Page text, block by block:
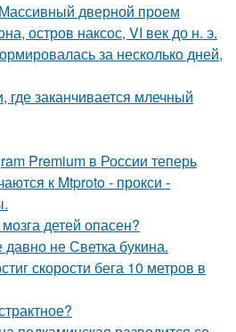
дверной проем
остров наксос, VI век до н. э.
за несколько дней,
заканчивается млечный
Premium в России теперь
к Mtproto - прокси -
детей опасен?
не Светка букина.
скорости бега 10 метров в